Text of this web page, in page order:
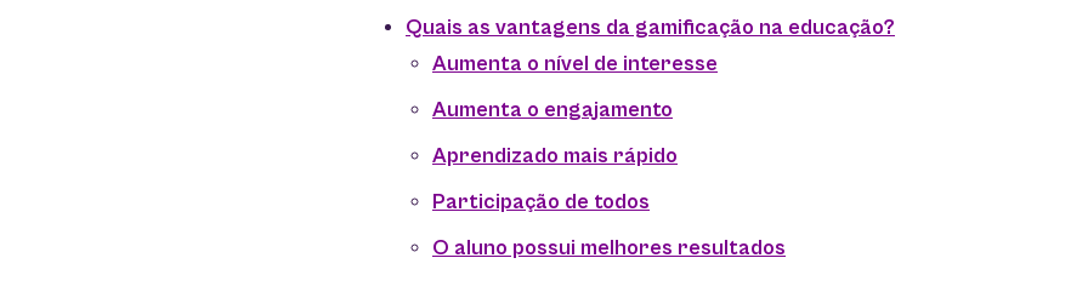
Quais as vantagens da gamificação na educação?
Aumenta o nível de interesse
Aumenta o engajamento
Aprendizado mais rápido
Participação de todos
O aluno possui melhores resultados